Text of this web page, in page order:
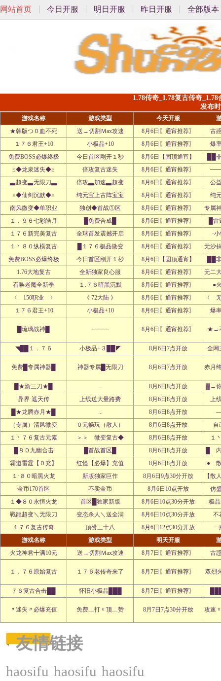
网站首页 今日开服 明日开服 昨日开服 全部版本
1.78传奇_1.78复古传奇
发布
游戏名称 游戏类型 今天开服
★韩版つ０血不死
送→切割Ｍax攻速 8月6日〖通宵推荐〗
古
１７６君王+10
小极品+10 8月6日〖通宵推荐〗
爆
免费BOSS必爆终极
今日首区刚开１秒 8月6日【固顶通宵】
██
≤◆龙泉迷失◆≥
倍攻复古迷失 8月6日〖通宵推荐〗
━━
▃超变▃无限刀▃
倍攻▃加速▃超变 8月6日〖通宵推荐〗
公
≤◆仙剑沉默◆≥
纯元宝上古阵宝宝 8月6日〖通宵推荐〗
纯
南风微变◆单职业
独创◆首战①区 8月6日〖通宵推荐〗
专属
１．９６七彩皓月
█免费合成█ 8月6日〖通宵推荐〗
█
１７６新完美复古
全球首发震撼开启 8月6日〖通宵推荐〗
·
１丶８０纵横复古
█１７６极品微变 8月6日〖通宵推荐〗
无沙
免费BOSS必爆终极
今日首区刚开１秒 8月6日【固顶通宵】
██
1.76大地复古
全新独家良心服 8月6日〖通宵推荐〗
无二
召唤老魔全新季
１.７６暗黑沉默 8月6日〖通宵推荐〗
●
〈 150职业 〉
《 72大陆 》 8月6日〖通宵推荐〗
〈
１７６君王+10
小极品+10 8月6日〖通宵推荐〗 爆
█琉璃战神█ --------- 8月6日〖通宵推荐〗 ★→
◥██１．７６ 小极品+３██◤ 8月6日7点开放 全网
免费█专属神器█ 神器专属█无限刀 8月6日7点开放 赤月
█★渝三刀★█ - 8月6日8点开放
▓→
异界·遮天传
上线送大量路费 8月6日8点开放
上
█★龙腾赤月★█
... 8月6日8点开放
（专属）清风微变
０元畅玩（散人） 8月6日8点开放
自
１丶７６复古元素
＞＞ 微变复古◆ 8月6日8点开放
１
█８０九幽合击
█首战首区█ 8月6日8点开放
█
霸道雷霆【０充】
红怪【必爆】充值 8月6日8点开放
●
１·８０暗黑火龙
新版独家巨作 8月6日9点30分开放
【散
金币170首区
不卖金币 8月6日10点开放
仿
１◆８０永恒火龙
首区█独家新版 8月6日10点30分开放
极
戰龍超变＼无限刀
变态杀人＼送全满 8月6日10点30分开放
不
１７６复古传奇
顶赞三十八 8月6日12点30分开放
一
游戏名称
游戏类型 明天开服
火龙神君╋满10元
送→切割Ｍax攻速 8月7日〖通宵推荐〗 古
１．７６原始复古 １７６老传奇来了 8月7日〖通宵推荐〗 双烈
７６复古合击██ 怀旧小极品███ 8月7日〖通宵推荐〗
〃迷失〃必爆充值 免费﹏打〃顶﹏赞 8月7日7点30分开放 攻速
友情链接
haosifu haosifu haosifu